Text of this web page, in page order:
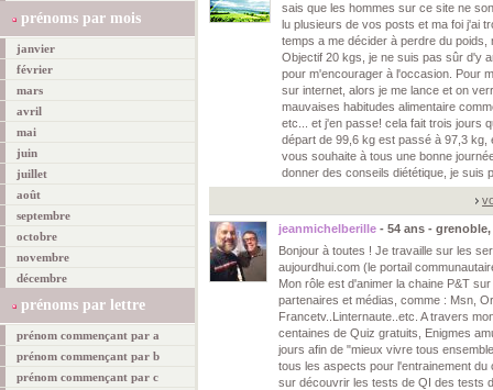
prénoms par mois
janvier
février
mars
avril
mai
juin
juillet
août
septembre
octobre
novembre
décembre
prénoms par lettre
prénom commençant par a
prénom commençant par b
prénom commençant par c
sais que les hommes sur ce site ne
lu plusieurs de vos posts et ma foi j'ai
temps a me décider à perdre du
Objectif 20 kgs, je ne suis pas sûr d'y
pour m'encourager à l'occasion. Pour
sur internet, alors je me lance et on
mauvaises habitudes alimentaire
etc... et j'en passe! cela fait trois jours
départ de 99,6 kg est passé à 97,3 kg,
vous souhaite à tous une bonne
donner des conseils diététique, je suis
jeanmichelberille - 54 ans - grenoble,
Bonjour à toutes ! Je travaille sur les
aujourdhui.com (le portail
Mon rôle est d'animer la chaine P&T
partenaires et médias, comme : Msn,
Francetv..Linternaute..etc. A travers
centaines de Quiz gratuits, Enigmes
jours afin de "mieux vivre tous
tous les aspects pour l'entrainement
sur découvrir les tests de QI des tests